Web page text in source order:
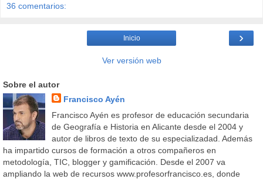
36 comentarios:
›
Inicio
Ver versión web
Sobre el autor
Francisco Ayén
Francisco Ayén es profesor de educación secundaria
de Geografía e Historia en Alicante desde el 2004 y
autor de libros de texto de su especializadad. Además
ha impartido cursos de formación a otros compañeros en
metodología, TIC, blogger y gamificación. Desde el 2007 va
ampliando la web de recursos www.profesorfrancisco.es, donde